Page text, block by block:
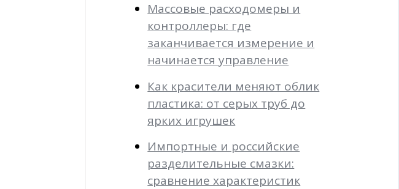
Массовые расходомеры и
контроллеры: где
заканчивается измерение и
начинается управление
Как красители меняют облик
пластика: от серых труб до
ярких игрушек
Импортные и российские
разделительные смазки:
сравнение характеристик